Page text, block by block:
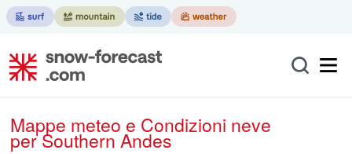
Mappe meteo e Condizioni neve
per Southern Andes